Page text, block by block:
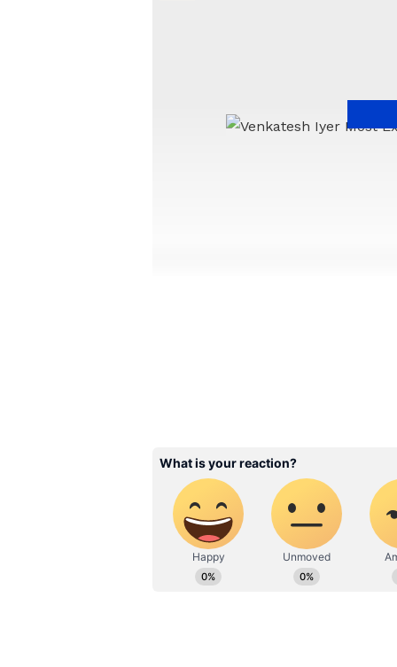
வீரரும் கூட. 2024 ஐபிஎல் தொடரில்
விடுவித்தது.
ஆதலால், அடிப்படை விலையான ரூ.2
கடுமையான போட்டி இருந்தது. லக்னோ
கொண்டுவர ஆர்வமாக இருந்தது. ஆனால்